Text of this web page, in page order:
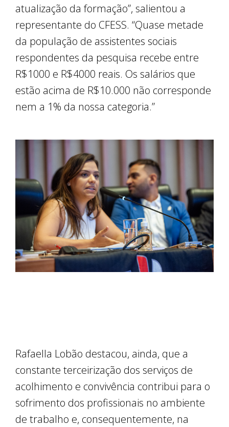
atualização da formação”, salientou a
representante do CFESS. “Quase metade
da população de assistentes sociais
respondentes da pesquisa recebe entre
R$1000 e R$4000 reais. Os salários que
estão acima de R$10.000 não corresponde
nem a 1% da nossa categoria.”
Rafaella Lobão destacou, ainda, que a
constante terceirização dos serviços de
acolhimento e convivência contribui para o
sofrimento dos profissionais no ambiente
de trabalho e, consequentemente, na